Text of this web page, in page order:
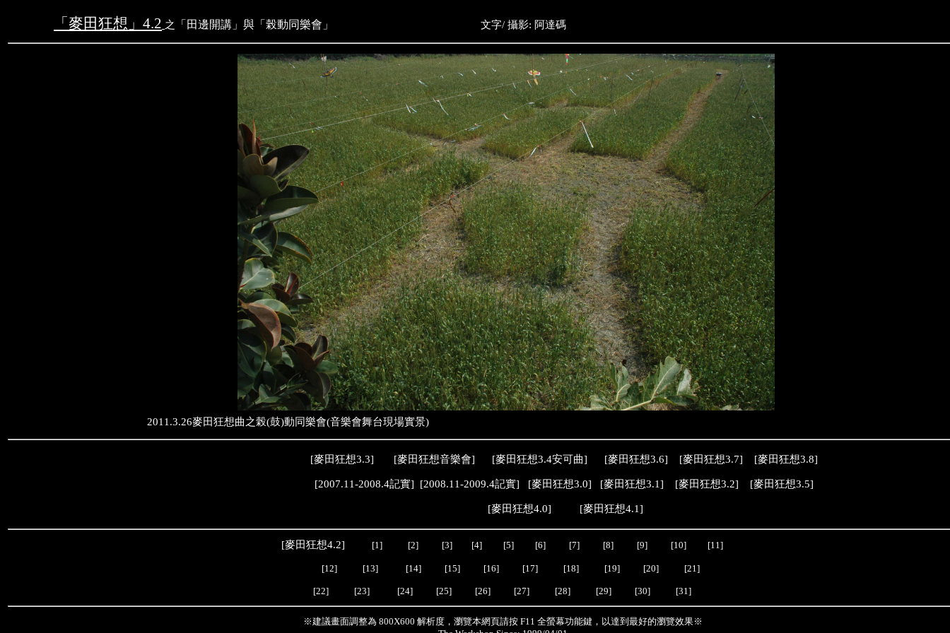
「麥田狂想」 4.2 之 「田邊開講」與「榖動同樂會」 文字/ 攝影: 阿達碼
2011.3.26麥田狂想曲之榖(鼓)動同樂會(音樂會舞台現場實景)
[麥田狂想3.3] [麥田狂想音樂會] [麥田狂想3.4安可曲] [麥田狂想3.6] [麥田狂想3.7] [麥田狂想3.8]
[2007.11-2008.4記實] [2008.11-2009.4記實] [麥田狂想3.0] [麥田狂想3.1] [麥田狂想3.2] [麥田狂想3.5]
[麥田狂想4.0] [麥田狂想4.1]
[麥田狂想4.2] [1] [2] [3] [4] [5] [6] [7] [8] [9] [10] [11]
[12] [13] [14] [15] [16] [17] [18] [19] [20] [21]
[22] [23] [24] [25] [26] [27] [28] [29] [30] [31]
※建議畫面調整為 800X600 解析度，瀏覽本網頁請按 F11 全螢幕功能鍵，以達到最好的瀏覽效果※